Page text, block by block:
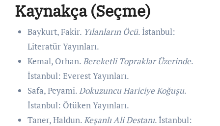
Kaynakça (Seçme)
Baykurt, Fakir. Yılanların Öcü. İstanbul:
Literatür Yayınları.
Kemal, Orhan. Bereketli Topraklar Üzerinde.
İstanbul: Everest Yayınları.
Safa, Peyami. Dokuzuncu Hariciye Koğuşu.
İstanbul: Ötüken Yayınları.
Taner, Haldun. Keşanlı Ali Destanı. İstanbul: